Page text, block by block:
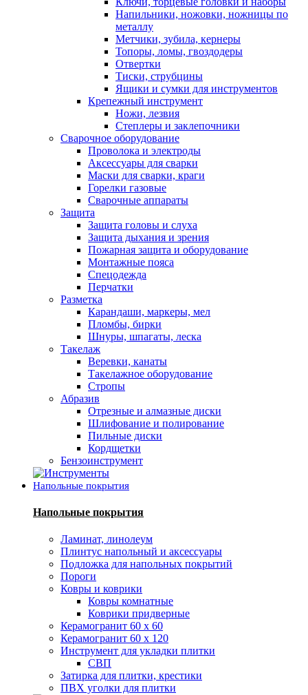
Напильники, ножовки, ножницы по
металлу
Метчики, зубила, кернеры
Топоры, ломы, гвоздодеры
Отвертки
Тиски, струбцины
Ящики и сумки для инструментов
Крепежный инструмент
Ножи, лезвия
Степлеры и заклепочники
Сварочное оборудование
Проволока и электроды
Аксессуары для сварки
Маски для сварки, краги
Горелки газовые
Сварочные аппараты
Защита
Защита головы и слуха
Защита дыхания и зрения
Пожарная защита и оборудование
Монтажные пояса
Спецодежда
Перчатки
Разметка
Карандаши, маркеры, мел
Пломбы, бирки
Шнуры, шпагаты, леска
Такелаж
Веревки, канаты
Такелажное оборудование
Стропы
Абразив
Отрезные и алмазные диски
Шлифование и полирование
Пильные диски
Кордщетки
Бензоинструмент
Напольные покрытия
Напольные покрытия
Ламинат, линолеум
Плинтус напольный и аксессуары
Подложка для напольных покрытий
Пороги
Ковры и коврики
Ковры комнатные
Коврики придверные
Керамогранит 60 х 60
Керамогранит 60 х 120
Инструмент для укладки плитки
СВП
Затирка для плитки, крестики
ПВХ уголки для плитки